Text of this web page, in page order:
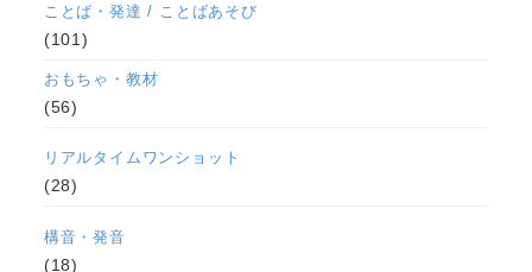
おもちゃ・教材
(56)
ことば・発達 / ことばあそび
(101)
リアルタイムワンショット
(28)
構音・発音
(18)